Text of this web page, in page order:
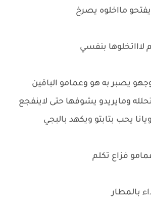
يفتحو مااخلوه يصرخ
بنفسي
يصبر به هو وعمامو الباقين
ومايريدو يشوفها حتى لاينفجع
يحب بتابتو ويكهد بالبجي
فزاع تكلم
بالمطار